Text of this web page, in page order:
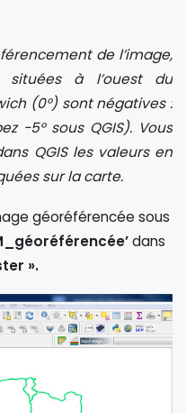
de l’image,
situées à l’ouest du
(0°) sont négatives :
-5° sous QGIS). Vous
QGIS les valeurs en
sur la carte.
géoréférencée sous
dans
».